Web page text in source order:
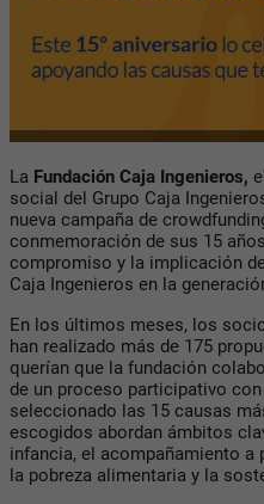
La Fundación Caja Ingenieros,
social del Grupo Caja
nueva campaña de
conmemoración de sus 15
compromiso y la implicación
Caja Ingenieros en la
En los últimos meses, los
han realizado más de 175
querían que la fundación
de un proceso participativo
seleccionado las 15 causas
escogidos abordan ámbitos
infancia, el acompañamiento a
la pobreza alimentaria y la